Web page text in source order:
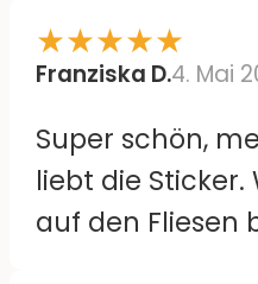
★★★★★
Franziska D.4. Mai
Super schön,
liebt die Sticker.
auf den Fliesen